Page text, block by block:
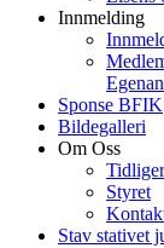
Innmelding
Sponse BFIK
Bildegalleri
Om Oss
Styret
Stav stativet